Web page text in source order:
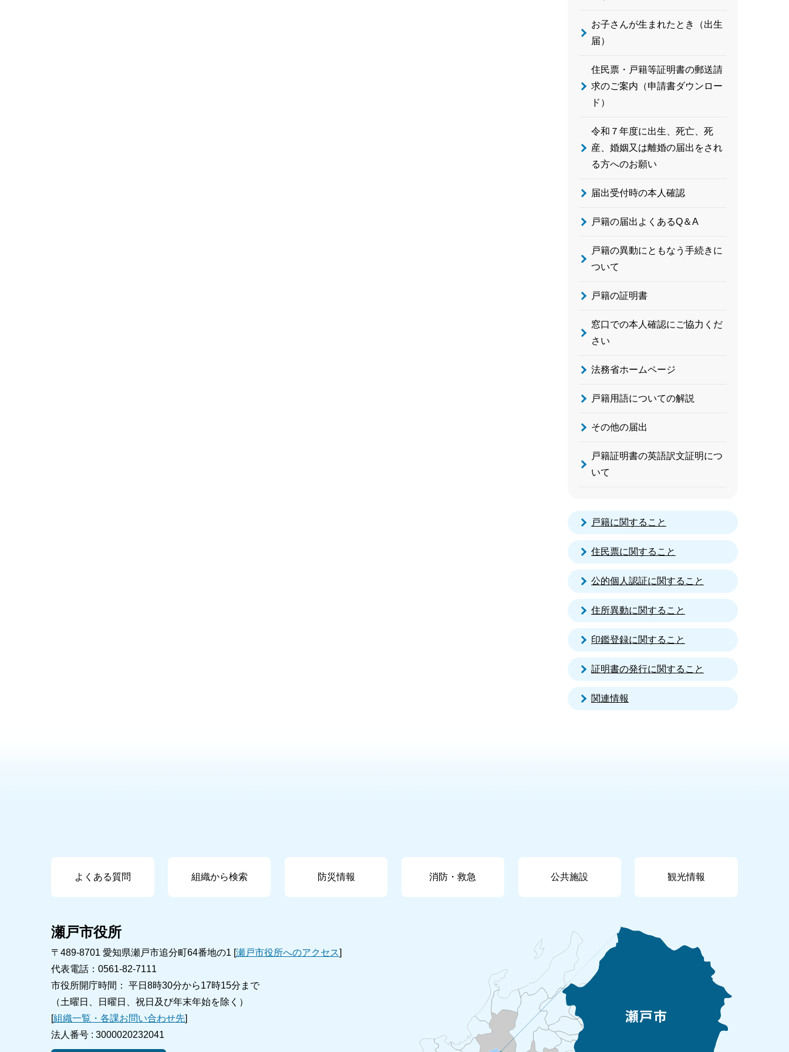
お子さんが生まれたとき（出生
届）
住民票・戸籍等証明書の郵送請
求のご案内（申請書ダウンロー
ド）
令和７年度に出生、死亡、死
産、婚姻又は離婚の届出をされ
る方へのお願い
届出受付時の本人確認
戸籍の届出よくあるQ＆A
戸籍の異動にともなう手続きに
ついて
戸籍の証明書
窓口での本人確認にご協力くだ
さい
法務省ホームページ
戸籍用語についての解説
その他の届出
戸籍証明書の英語訳文証明につ
いて
戸籍に関すること
住民票に関すること
公的個人認証に関すること
住所異動に関すること
印鑑登録に関すること
証明書の発行に関すること
関連情報
よくある質問 組織から検索 防災情報 消防・救急 公共施設 観光情報
瀬戸市役所
〒489-8701 愛知県瀬戸市追分町64番地の1 [瀬戸市役所へのアクセス]
代表電話：0561-82-7111
市役所開庁時間： 平日8時30分から17時15分まで
（土曜日、日曜日、祝日及び年末年始を除く）
[組織一覧・各課お問い合わせ先]
法人番号 : 3000020232041